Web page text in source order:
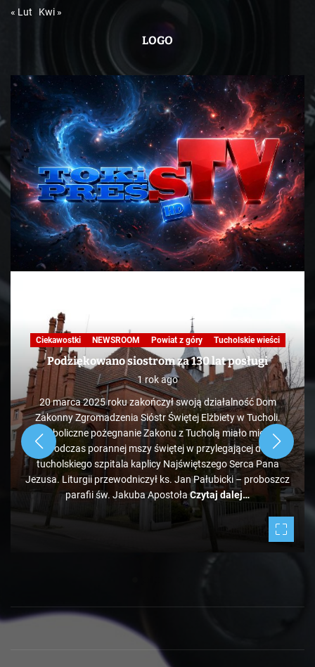
« Lut Kwi »
LOGO
Ciekawostki NEWSROOM Powiat z góry Tucholskie wieści
Podziękowano siostrom za 130 lat posługi
1 rok ago
20 marca 2025 roku zakończył swoją działalność Dom
Zakonny Zgromadzenia Sióstr Świętej Elżbiety w Tucholi.
Symboliczne pożegnanie Zakonu z Tucholą miało miejsce
podczas porannej mszy świętej w przylegającej do
tucholskiego szpitala kaplicy Najświętszego Serca Pana
Jezusa. Liturgii przewodniczył ks. Jan Pałubicki – proboszcz
parafii św. Jakuba ApostołaCzytaj dalej…